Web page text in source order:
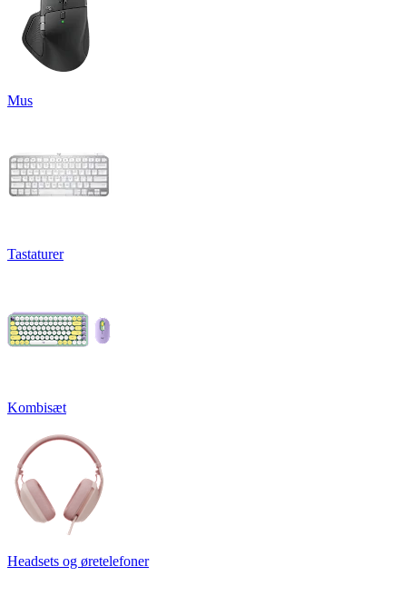
Mus
Tastaturer
Kombisæt
Headsets og øretelefoner